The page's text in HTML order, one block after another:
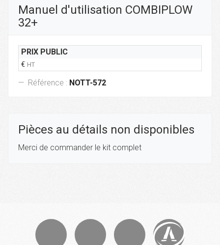
Manuel d'utilisation COMBIPLOW
32+
PRIX PUBLIC
€ HT
Référence : NOTT-572
Pièces au détails non disponibles
Merci de commander le kit complet